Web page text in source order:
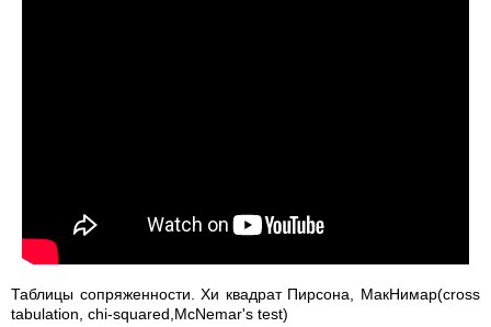
Таблицы сопряженности. Хи квадрат Пирсона, МакНимар(cross
tabulation, chi-squared,McNemar's test)